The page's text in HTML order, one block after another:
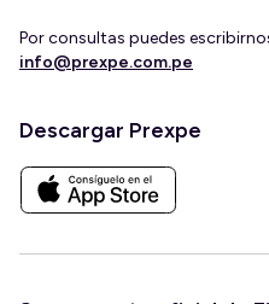
Por consultas puedes
info@prexpe.com.pe
Descargar Prexpe